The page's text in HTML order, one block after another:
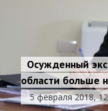
Осужденный
области больше
5 февраля 2018,